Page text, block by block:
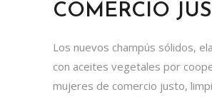
COMERCIO
Los nuevos champús sólidos,
con aceites vegetales por
mujeres de comercio justo,